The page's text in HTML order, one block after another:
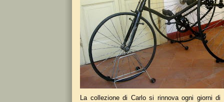
La collezione di Carlo si rinnova ogni giorni di